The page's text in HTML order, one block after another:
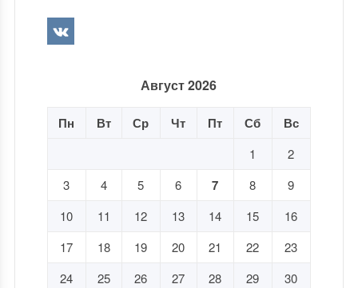
Август 2026
Пн Вт Ср Чт Пт Сб Вс
1
2
3
4 5 6 7 8
9
10
11 12 13 14 15
16
17
18 19 20 21 22
23
24
25 26 27 28 29
30